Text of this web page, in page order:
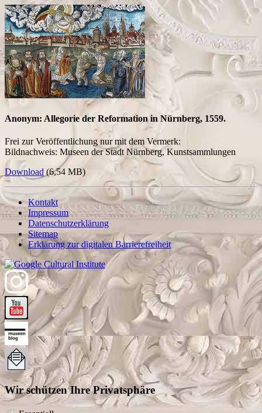
Anonym: Allegorie der Reformation in Nürnberg, 1559.
Frei zur Veröffentlichung nur mit dem Vermerk:
Bildnachweis: Museen der Stadt Nürnberg, Kunstsammlungen
Download (6,54 MB)
Kontakt
Impressum
Datenschutzerklärung
Sitemap
Erklärung zur digitalen Barrierefreiheit
Wir schützen Ihre Privatsphäre